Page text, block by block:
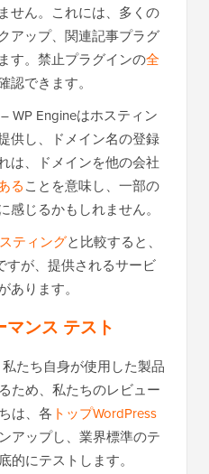
せん。これには、多くの
アップ、関連記事プラグ
す。禁止プラグインの全
認できます。
– WP Engineはホスティン
供し、ドメイン名の登録
は、ドメインを他の会社
ることを意味し、一部の
感じるかもしれません。
ティングと比較すると、
すが、提供されるサービ
あります。
ンス テスト
たち自身が使用した製品
ため、私たちのレビュー
は、各 トップWordPress
アップし、業界標準のテ
的にテストします。